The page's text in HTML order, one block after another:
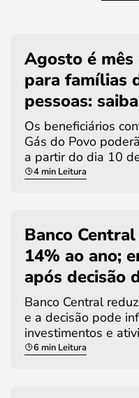
Agosto é mês
para famílias
pessoas:
Os beneficiários
Gás do Povo
a partir do dia 10
4 min Leitura
Banco
14% ao ano;
após decisão
Banco Central
e a decisão pode
investimentos e
6 min Leitura